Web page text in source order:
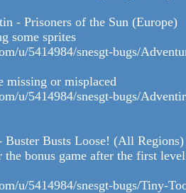
- Prisoners of the Sun (Europe)
some sprites
u/5414984/snesgt-bugs/
missing or misplaced
u/5414984/snesgt-bugs/
Buster Busts Loose! (All Regions)
the bonus game after the first
u/5414984/snesgt-bugs/Tiny-